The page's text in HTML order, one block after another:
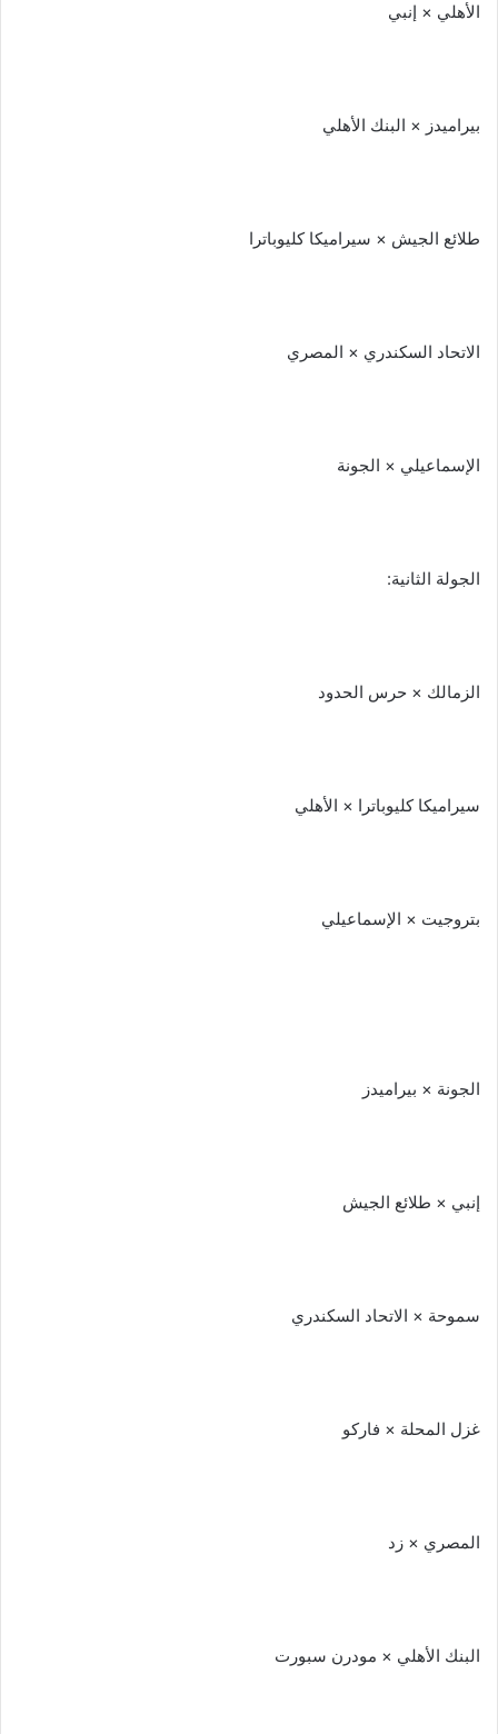
الأهلي × إنبي
بيراميدز × البنك الأهلي
طلائع الجيش × سيراميكا كليوباترا
الاتحاد السكندري × المصري
الإسماعيلي × الجونة
الجولة الثانية:
الزمالك × حرس الحدود
سيراميكا كليوباترا × الأهلي
بتروجيت × الإسماعيلي
الجونة × بيراميدز
إنبي × طلائع الجيش
سموحة × الاتحاد السكندري
غزل المحلة × فاركو
المصري × زد
البنك الأهلي × مودرن سبورت